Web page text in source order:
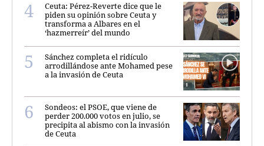
Ceuta: Pérez-Reverte dice que le
piden su opinión sobre Ceuta y
transforma a Albares en el
‘hazmerreír’ del mundo
Sánchez completa el ridículo
arrodillándose ante Mohamed pese
a la invasión de Ceuta
Sondeos: el PSOE, que viene de
perder 200.000 votos en julio, se
precipita al abismo con la invasión
de Ceuta